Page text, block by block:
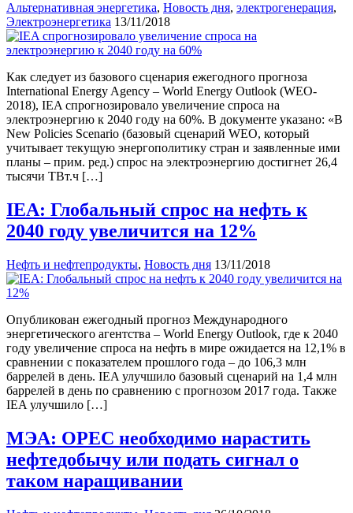
Альтернативная энергетика, Новость дня, электрогенерация,
Электроэнергетика 13/11/2018
Как следует из базового сценария ежегодного прогноза
International Energy Agency – World Energy Outlook (WEO-
2018), IEA спрогнозировало увеличение спроса на
электроэнергию к 2040 году на 60%. В документе указано: «В
New Policies Scenario (базовый сценарий WEO, который
учитывает текущую энергополитику стран и заявленные ими
планы – прим. ред.) спрос на электроэнергию достигнет 26,4
тысячи ТВт.ч […]
IEA: Глобальный спрос на нефть к
2040 году увеличится на 12%
Нефть и нефтепродукты, Новость дня 13/11/2018
Опубликован ежегодный прогноз Международного
энергетического агентства – World Energy Outlook, где к 2040
году увеличение спроса на нефть в мире ожидается на 12,1% в
сравнении с показателем прошлого года – до 106,3 млн
баррелей в день. IEA улучшило базовый сценарий на 1,4 млн
баррелей в день по сравнению с прогнозом 2017 года. Также
IEA улучшило […]
МЭА: OPEC необходимо нарастить
нефтедобычу или подать сигнал о
таком наращивании